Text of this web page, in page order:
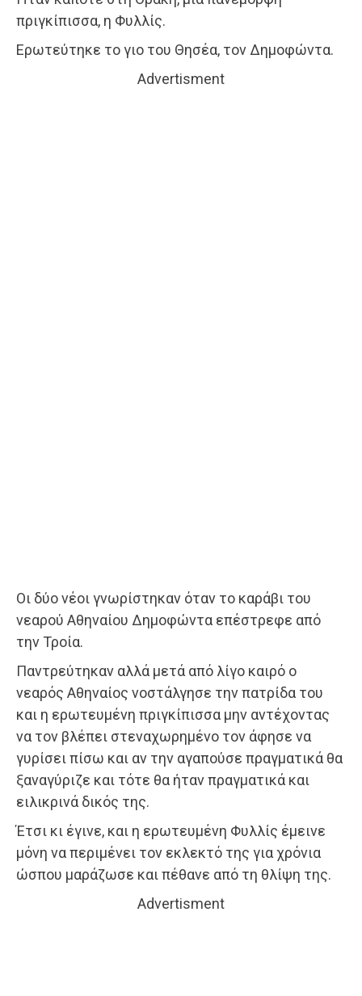
πριγκίπισσα, η Φυλλίς.
Ερωτεύτηκε το γιο του Θησέα, τον Δημοφώντα.
Advertisment
Οι δύο νέοι γνωρίστηκαν όταν το καράβι του
νεαρού Αθηναίου Δημοφώντα επέστρεφε από
την Τροία.
Παντρεύτηκαν αλλά μετά από λίγο καιρό ο
νεαρός Αθηναίος νοστάλγησε την πατρίδα του
και η ερωτευμένη πριγκίπισσα μην αντέχοντας
να τον βλέπει στεναχωρημένο τον άφησε να
γυρίσει πίσω και αν την αγαπούσε πραγματικά θα
ξαναγύριζε και τότε θα ήταν πραγματικά και
ειλικρινά δικός της.
Έτσι κι έγινε, και η ερωτευμένη Φυλλίς έμεινε
μόνη να περιμένει τον εκλεκτό της για χρόνια
ώσπου μαράζωσε και πέθανε από τη θλίψη της.
Advertisment